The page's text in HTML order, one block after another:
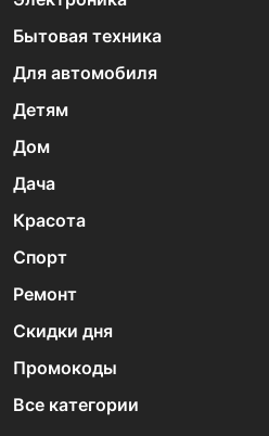
Бытовая техника
Для автомобиля
Детям
Дом
Дача
Красота
Спорт
Ремонт
Скидки дня
Промокоды
Все категории